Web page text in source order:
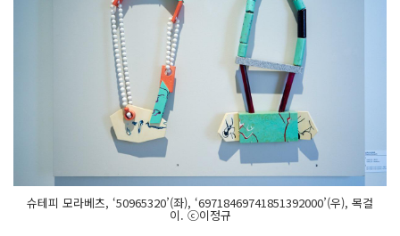
슈테피 모라베츠, ‘50965320’(좌), ‘69718469741851392000’(우), 목걸
이. ⓒ이정규